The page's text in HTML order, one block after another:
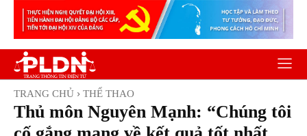
TRANG CHỦ THỂ THAO
Thủ môn Nguyên Mạnh: “Chúng tôi